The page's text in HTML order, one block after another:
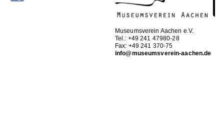
Museumsverein Aachen e.V.
Tel.: +49 241 47980-28
Fax: +49 241 370-75
info@museumsverein-aachen.de